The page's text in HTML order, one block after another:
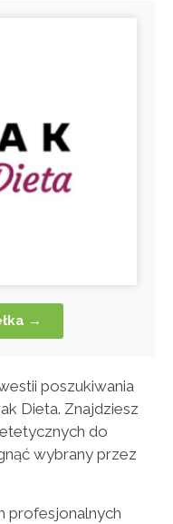
→
poszukiwania
Dieta. Znajdziesz
do
wybrany przez
profesjonalnych